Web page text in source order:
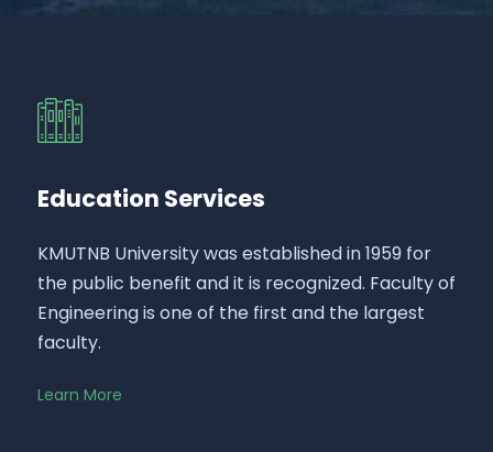
Education Services
KMUTNB University was established in 1959 for
the public benefit and it is recognized. Faculty of
Engineering is one of the first and the largest
faculty.
Learn More